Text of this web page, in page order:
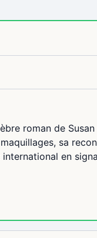
roman de
sa
en